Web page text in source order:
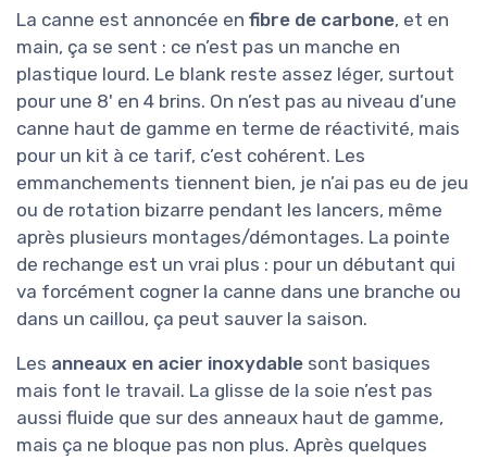
La canne est annoncée en fibre de carbone, et en
main, ça se sent : ce n’est pas un manche en
plastique lourd. Le blank reste assez léger, surtout
pour une 8' en 4 brins. On n’est pas au niveau d’une
canne haut de gamme en terme de réactivité, mais
pour un kit à ce tarif, c’est cohérent. Les
emmanchements tiennent bien, je n’ai pas eu de jeu
ou de rotation bizarre pendant les lancers, même
après plusieurs montages/démontages. La pointe
de rechange est un vrai plus : pour un débutant qui
va forcément cogner la canne dans une branche ou
dans un caillou, ça peut sauver la saison.
Les anneaux en acier inoxydable sont basiques
mais font le travail. La glisse de la soie n’est pas
aussi fluide que sur des anneaux haut de gamme,
mais ça ne bloque pas non plus. Après quelques